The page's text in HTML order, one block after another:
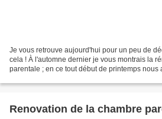
Je vous retrouve aujourd'hui pour un peu de
cela ! À l'automne dernier je vous montrais la
parentale ; en ce tout début de printemps nous
Renovation de la chambre